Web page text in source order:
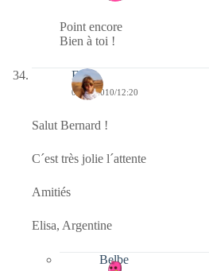
Point encore
Bien à toi !
Elisa
09/03/2010/12:20
Salut Bernard !
C´est très jolie l´attente
Amitiés
Elisa, Argentine
Belbe